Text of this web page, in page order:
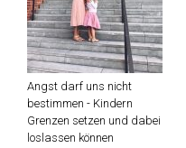
Angst darf uns nicht
bestimmen - Kindern
Grenzen setzen und dabei
loslassen können